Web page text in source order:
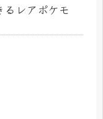
るレアポケモ